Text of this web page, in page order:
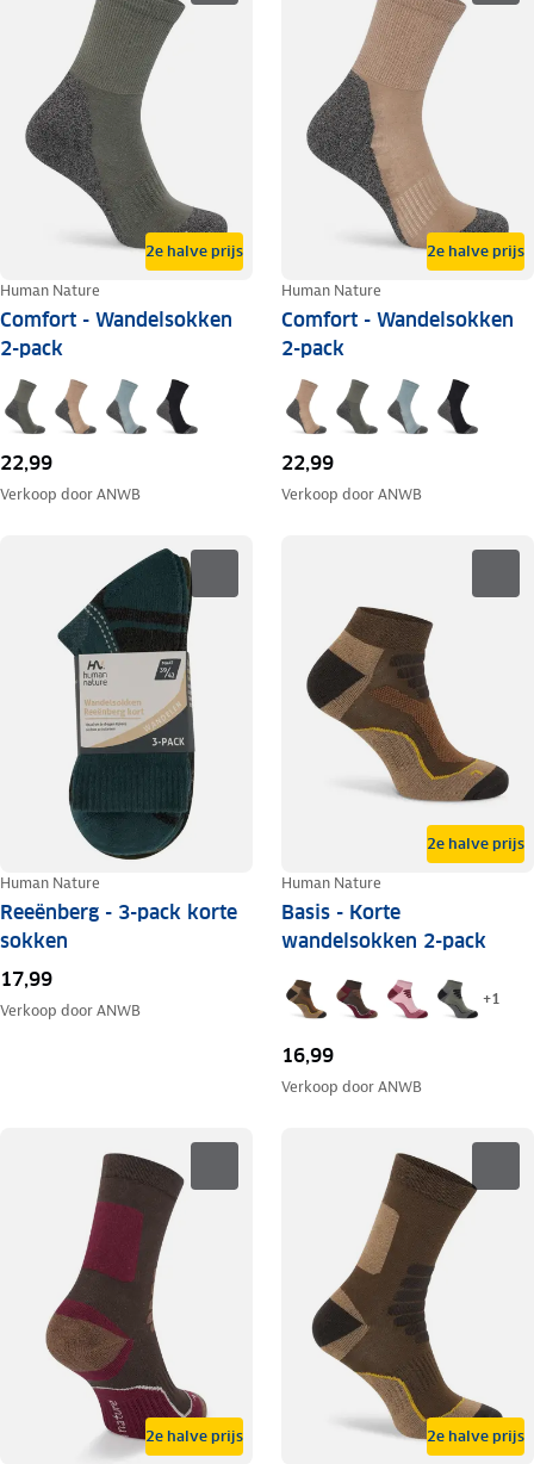
2e halve prijs
Human Nature
Comfort - Wandelsokken
2-pack
22,99
Verkoop doorANWB
2e halve prijs
Human Nature
Comfort - Wandelsokken
2-pack
22,99
Verkoop doorANWB
Human Nature
Reeënberg - 3-pack korte
sokken
17,99
Verkoop doorANWB
2e halve prijs
Human Nature
Basis - Korte
wandelsokken 2-pack
+1
16,99
Verkoop doorANWB
2e halve prijs 2e halve prijs